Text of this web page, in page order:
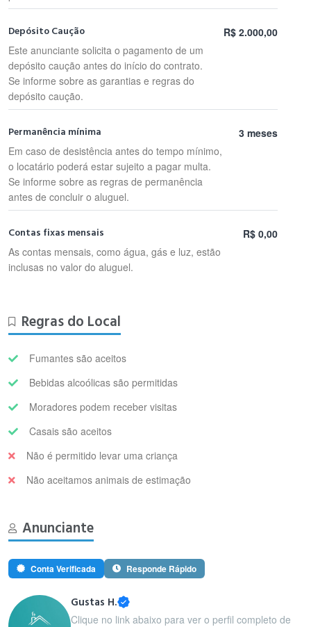
Depósito Caução
Este anunciante solicita o pagamento de um
depósito caução antes do início do contrato.
Se informe sobre as garantias e regras do
depósito caução.
R$ 2.000,00
Permanência mínima
Em caso de desistência antes do tempo mínimo,
o locatário poderá estar sujeito a pagar multa.
Se informe sobre as regras de permanência
antes de concluir o aluguel.
3 meses
Contas fixas mensais
As contas mensais, como água, gás e luz, estão
inclusas no valor do aluguel.
R$ 0,00
Regras do Local
Fumantes são aceitos
Bebidas alcoólicas são permitidas
Moradores podem receber visitas
Casais são aceitos
Não é permitido levar uma criança
Não aceitamos animais de estimação
Anunciante
Conta Verificada Responde Rápido
Gustas H.
Clique no link abaixo para ver o perfil completo de